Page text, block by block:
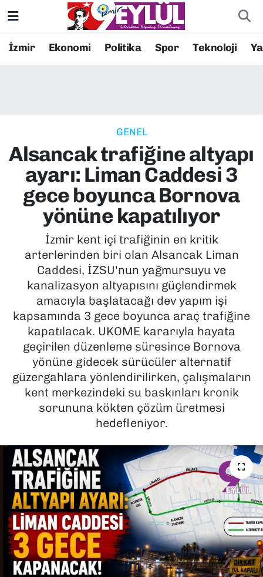
İzmir Ekonomi Politika Spor Teknoloji
GENEL
Alsancak trafiğine altyapı
ayarı: Liman Caddesi 3
gece boyunca Bornova
yönüne kapatılıyor
İzmir kent içi trafiğinin en kritik
arterlerinden biri olan Alsancak Liman
Caddesi, İZSU'nun yağmursuyu ve
kanalizasyon altyapısını güçlendirmek
amacıyla başlatacağı dev yapım işi
kapsamında 3 gece boyunca araç trafiğine
kapatılacak. UKOME kararıyla hayata
geçirilen düzenleme süresince Bornova
yönüne gidecek sürücüler alternatif
güzergahlara yönlendirilirken, çalışmaların
kent merkezindeki su baskınları kronik
sorununa kökten çözüm üretmesi
hedefleniyor.
Resmi İlanlar
EKONOMİ
KÜLTÜR SANAT
MAGAZİN
POLİTİKA
SAĞLIK
SPOR
TEKNOLOJİ
YAŞAM
YEREL YÖNETİMLER
Konak Nöbetçi Eczaneler
Süper Lig Puan Durumu ve Fikstür
Tüm Manşetler
Son Dakika Haberleri
Haber Arşivi